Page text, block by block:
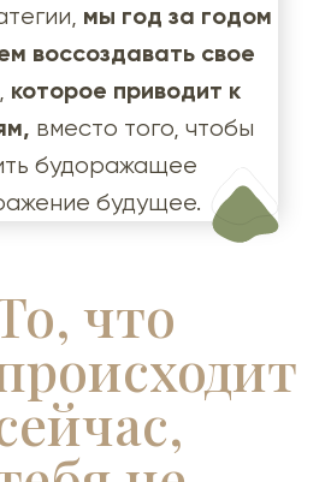
мы год за годом
воссоздавать свое
, которое приводит к
вместо того, чтобы
будоражащее
будущее.
что